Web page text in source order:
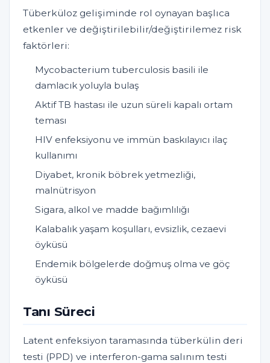
Tüberküloz gelişiminde rol oynayan başlıca
etkenler ve değiştirilebilir/değiştirilemez risk
faktörleri:
Mycobacterium tuberculosis basili ile
damlacık yoluyla bulaş
Aktif TB hastası ile uzun süreli kapalı ortam
teması
HIV enfeksiyonu ve immün baskılayıcı ilaç
kullanımı
Diyabet, kronik böbrek yetmezliği,
malnütrisyon
Sigara, alkol ve madde bağımlılığı
Kalabalık yaşam koşulları, evsizlik, cezaevi
öyküsü
Endemik bölgelerde doğmuş olma ve göç
öyküsü
Tanı Süreci
Latent enfeksiyon taramasında tüberkülin deri
testi (PPD) ve interferon-gama salınım testi